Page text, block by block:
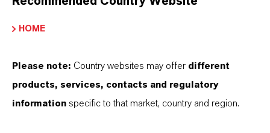
unseres Handelns stehen jedoch Sie: unsere
maßgeschneiderten Lösungen, globaler Präsenz
und einem tiefen Verständnis ihrer Märkte. Hier
finden Sie gleich elf überzeugende Gründe, warum
HOME
Please note: Country websites may offer different
products, services, contacts and regulatory
information specific to that market, country and region.